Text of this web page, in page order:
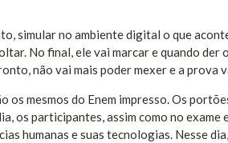
simular no ambiente digital o que
No final, ele vai marcar e quando
não vai mais poder mexer e a prova
mesmos do Enem impresso. Os
os participantes, assim como no exame
humanas e suas tecnologias. Nesse